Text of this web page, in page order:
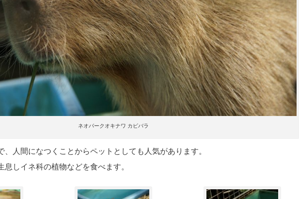
ネオパークオキナワ カピバラ
、人間になつくことからペットとしても人気があります。
息しイネ科の植物などを食べます。